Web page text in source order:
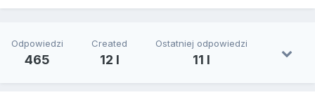
Odpowiedzi
465
Created
12 l
Ostatniej odpowiedzi
11 l